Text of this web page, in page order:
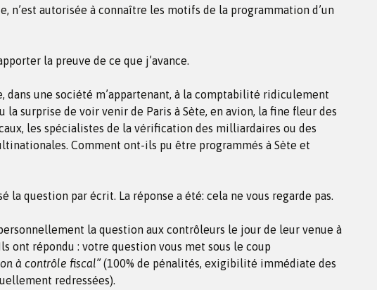
n’est autorisée à connaître les motifs de la programmation d’un
la preuve de ce que j’avance.
dans une société m’appartenant, à la comptabilité ridiculement
la surprise de voir venir de Paris à Sète, en avion, la fine fleur des
les spécialistes de la vérification des milliardaires ou des
Comment ont-ils pu être programmés à Sète et
la question par écrit. La réponse a été: cela ne vous regarde pas.
la question aux contrôleurs le jour de leur venue à
ont répondu : votre question vous met sous le coup
à contrôle fiscal”(100% de pénalités, exigibilité immédiate des
redressées).